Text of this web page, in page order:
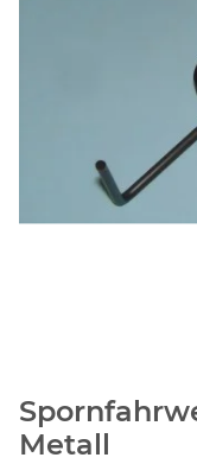
Metall